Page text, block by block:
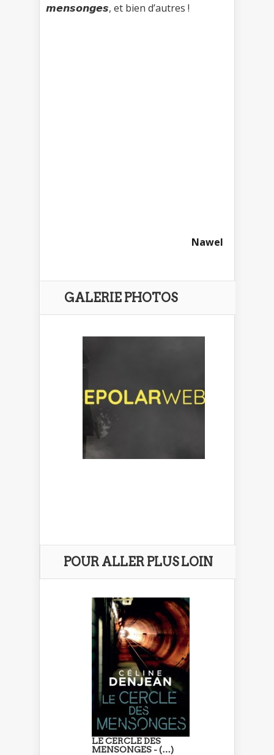
𝙢𝙚𝙣𝙨𝙤𝙣𝙜𝙚𝙨, et bien d’autres !
Nawel
GALERIE PHOTOS
POUR ALLER PLUS LOIN
LE CERCLE DES
MENSONGES - (…)